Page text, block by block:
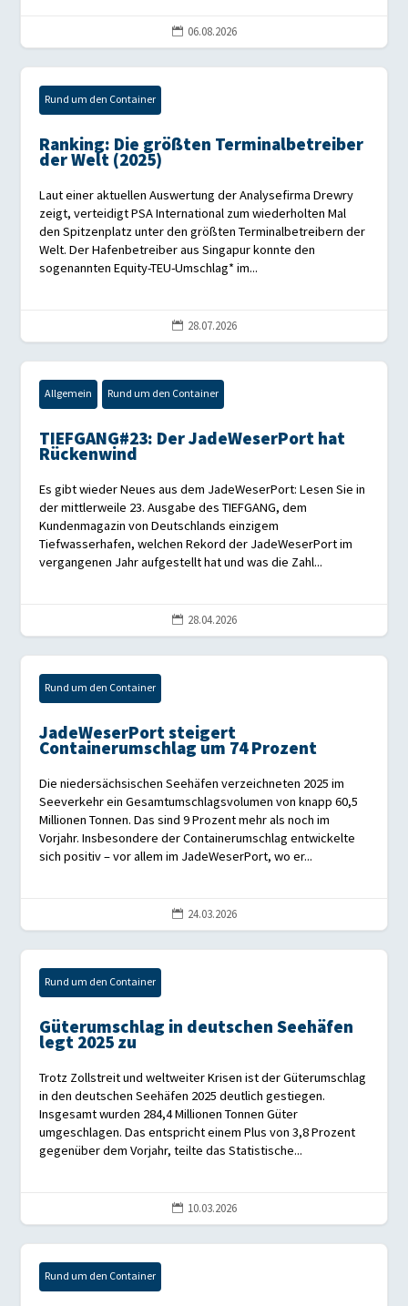
 06.08.2026
Rund um den Container
Ranking: Die größten Terminalbetreiber
der Welt (2025)
Laut einer aktuellen Auswertung der Analysefirma Drewry
zeigt, verteidigt PSA International zum wiederholten Mal
den Spitzenplatz unter den größten Terminalbetreibern der
Welt. Der Hafenbetreiber aus Singapur konnte den
sogenannten Equity-TEU-Umschlag* im...
 28.07.2026
Allgemein Rund um den Container
TIEFGANG#23: Der JadeWeserPort hat
Rückenwind
Es gibt wieder Neues aus dem JadeWeserPort: Lesen Sie in
der mittlerweile 23. Ausgabe des TIEFGANG, dem
Kundenmagazin von Deutschlands einzigem
Tiefwasserhafen, welchen Rekord der JadeWeserPort im
vergangenen Jahr aufgestellt hat und was die Zahl...
 28.04.2026
Rund um den Container
JadeWeserPort steigert
Containerumschlag um 74 Prozent
Die niedersächsischen Seehäfen verzeichneten 2025 im
Seeverkehr ein Gesamtumschlagsvolumen von knapp 60,5
Millionen Tonnen. Das sind 9 Prozent mehr als noch im
Vorjahr. Insbesondere der Containerumschlag entwickelte
sich positiv – vor allem im JadeWeserPort, wo er...
 24.03.2026
Rund um den Container
Güterumschlag in deutschen Seehäfen
legt 2025 zu
Trotz Zollstreit und weltweiter Krisen ist der Güterumschlag
in den deutschen Seehäfen 2025 deutlich gestiegen.
Insgesamt wurden 284,4 Millionen Tonnen Güter
umgeschlagen. Das entspricht einem Plus von 3,8 Prozent
gegenüber dem Vorjahr, teilte das Statistische...
 10.03.2026
Rund um den Container